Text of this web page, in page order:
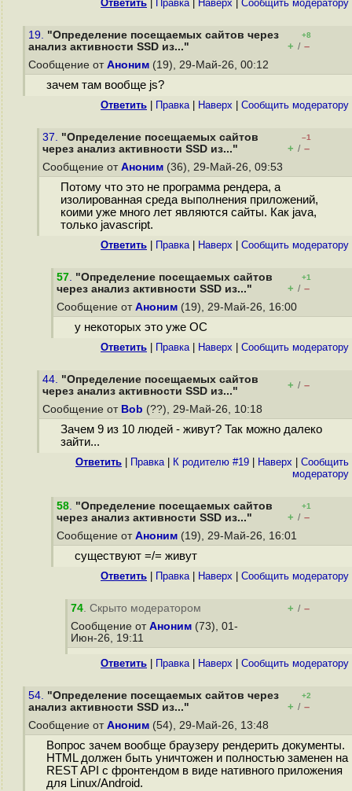
Ответить Правка| Наверх Cообщить модератору
19. "Определение посещаемых сайтов через
анализ активности SSD из..."
+8
+ / –
Сообщение от Аноним (19), 29-Май-26, 00:12
зачем там вообще js?
Ответить Правка| Наверх Cообщить модератору
37. "Определение посещаемых сайтов
через анализ активности SSD из..."
–1
+ / –
Сообщение от Аноним (36), 29-Май-26, 09:53
Потому что это не программа рендера, а
изолированная среда выполнения приложений,
коими уже много лет являются сайты. Как java,
только javascript.
Ответить Правка| Наверх Cообщить модератору
57. "Определение посещаемых сайтов
через анализ активности SSD из..."
+1
+ / –
Сообщение от Аноним (19), 29-Май-26, 16:00
у некоторых это уже ОС
Ответить Правка| Наверх Cообщить модератору
44. "Определение посещаемых сайтов
через анализ активности SSD из..."
+ / –
Сообщение от Bob (??), 29-Май-26, 10:18
Зачем 9 из 10 людей - живут? Так можно далеко
зайти...
Ответить Правка| К родителю #19 Наверх
Cообщить
модератору
58. "Определение посещаемых сайтов
через анализ активности SSD из..."
+1
+ / –
Сообщение от Аноним (19), 29-Май-26, 16:01
существуют =/= живут
Ответить Правка| Наверх Cообщить модератору
74. Скрыто модератором + / –
Сообщение от Аноним (73), 01-
Июн-26, 19:11
Ответить Правка| Наверх Cообщить модератору
54. "Определение посещаемых сайтов через
анализ активности SSD из..."
+2
+ / –
Сообщение от Аноним (54), 29-Май-26, 13:48
Вопрос зачем вообще браузеру рендерить документы.
HTML должен быть уничтожен и полностью заменен на
REST API с фронтендом в виде нативного приложения
для Linux/Android.